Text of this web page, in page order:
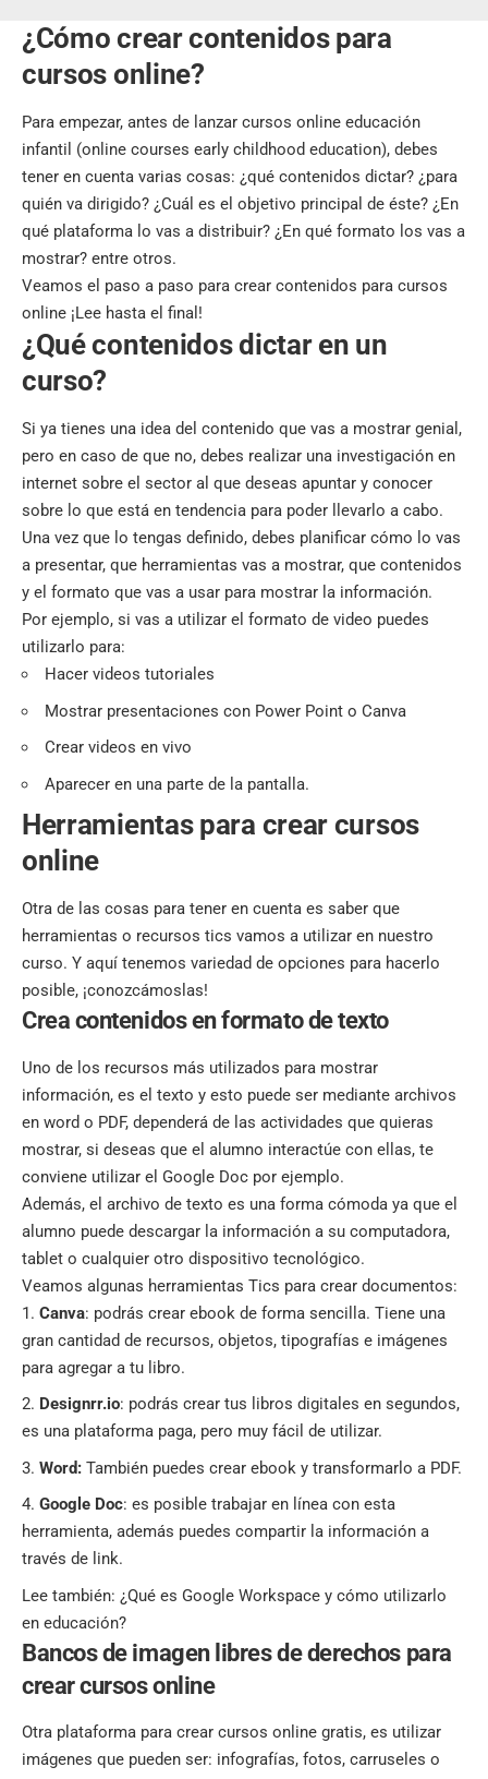
¿Cómo crear contenidos para
cursos online?
Para empezar, antes de lanzar cursos online educación
infantil (online courses early childhood education), debes
tener en cuenta varias cosas: ¿qué contenidos dictar? ¿para
quién va dirigido? ¿Cuál es el objetivo principal de éste? ¿En
qué plataforma lo vas a distribuir? ¿En qué formato los vas a
mostrar? entre otros.
Veamos el paso a paso para crear contenidos para cursos
online ¡Lee hasta el final!
¿Qué contenidos dictar en un
curso?
Si ya tienes una idea del contenido que vas a mostrar genial,
pero en caso de que no, debes realizar una investigación en
internet sobre el sector al que deseas apuntar y conocer
sobre lo que está en tendencia para poder llevarlo a cabo.
Una vez que lo tengas definido, debes planificar cómo lo vas
a presentar, que herramientas vas a mostrar, que contenidos
y el formato que vas a usar para mostrar la información.
Por ejemplo, si vas a utilizar el formato de video puedes
utilizarlo para:
Hacer videos tutoriales
Mostrar presentaciones con Power Point o Canva
Crear videos en vivo
Aparecer en una parte de la pantalla.
Herramientas para crear cursos
online
Otra de las cosas para tener en cuenta es saber que
herramientas o recursos tics vamos a utilizar en nuestro
curso. Y aquí tenemos variedad de opciones para hacerlo
posible, ¡conozcámoslas!
Crea contenidos en formato de texto
Uno de los recursos más utilizados para mostrar
información, es el texto y esto puede ser mediante archivos
en word o PDF, dependerá de las actividades que quieras
mostrar, si deseas que el alumno interactúe con ellas, te
conviene utilizar el Google Doc por ejemplo.
Además, el archivo de texto es una forma cómoda ya que el
alumno puede descargar la información a su computadora,
tablet o cualquier otro dispositivo tecnológico.
Veamos algunas herramientas Tics para crear documentos:
Canva: podrás crear ebook de forma sencilla. Tiene una
gran cantidad de recursos, objetos, tipografías e imágenes
para agregar a tu libro.
Designrr.io: podrás crear tus libros digitales en segundos,
es una plataforma paga, pero muy fácil de utilizar.
Word: También puedes crear ebook y transformarlo a PDF.
Google Doc: es posible trabajar en línea con esta
herramienta, además puedes compartir la información a
través de link.
Lee también: ¿Qué es Google Workspace y cómo utilizarlo
en educación?
Bancos de imagen libres de derechos para
crear cursos online
Otra plataforma para crear cursos online gratis, es utilizar
imágenes que pueden ser: infografías, fotos, carruseles o